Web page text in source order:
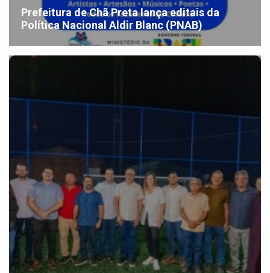
Prefeitura de Chã Preta lança editais da
Política Nacional Aldir Blanc (PNAB)